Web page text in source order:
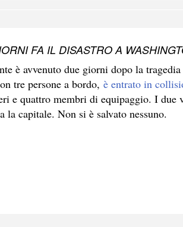
FA IL DISASTRO A
è avvenuto due giorni dopo la
tre persone a bordo, è entrato in
e quattro membri di equipaggio. I
la capitale. Non si è salvato nessuno.